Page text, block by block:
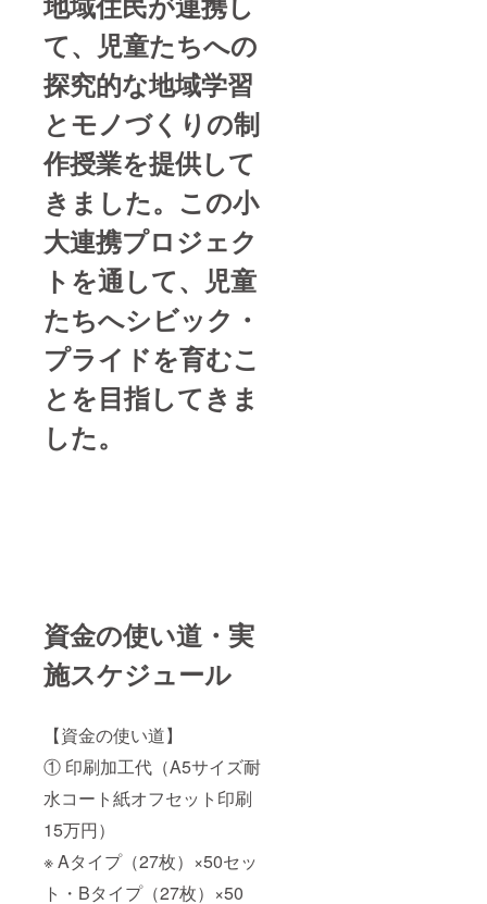
て、児童たちへの
探究的な地域学習
とモノづくりの制
作授業を提供して
きました。この小
大連携プロジェク
トを通して、児童
たちへシビック・
プライドを育むこ
とを目指してきま
した。
資金の使い道・実
施スケジュール
【資金の使い道】
① 印刷加工代（A5サイズ耐
水コート紙オフセット印刷
15万円）
※ Aタイプ（27枚）×50セッ
ト・Bタイプ（27枚）×50